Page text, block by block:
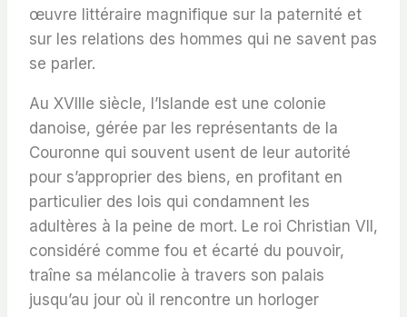
œuvre littéraire magnifique sur la paternité et
sur les relations des hommes qui ne savent pas
se parler.
Au XVIIIe siècle, l’Islande est une colonie
danoise, gérée par les représentants de la
Couronne qui souvent usent de leur autorité
pour s’approprier des biens, en profitant en
particulier des lois qui condamnent les
adultères à la peine de mort. Le roi Christian VII,
considéré comme fou et écarté du pouvoir,
traîne sa mélancolie à travers son palais
jusqu’au jour où il rencontre un horloger